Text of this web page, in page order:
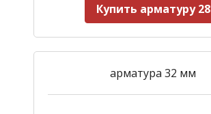
Купить арматуру 28
арматура 32 мм